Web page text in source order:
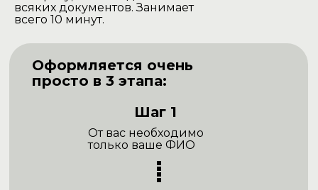
Оформляется очень
просто в 3 этапа:
Шаг 1
От вас необходимо
только ваше ФИО
всяких документов. Занимает
всего 10 минут.